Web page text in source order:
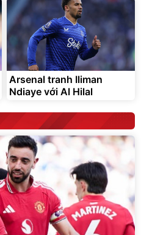
Arsenal tranh Iliman
Ndiaye với Al Hilal